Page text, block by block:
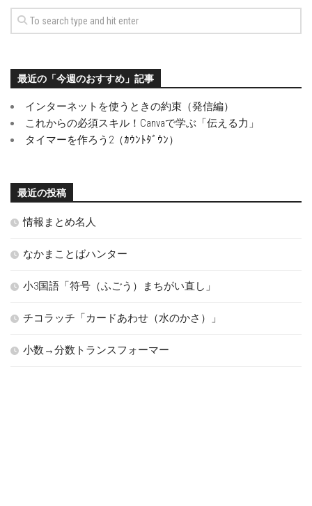
最近の「今週のおすすめ」記事
インターネットを使うときの約束（発信編）
これからの必須スキル！Canvaで学ぶ「伝える力」
タイマーを作ろう2（ｶｳﾝﾄﾀﾞｳﾝ）
最近の投稿
情報まとめ名人
なかまことばハンター
小3国語「符号（ふごう）まちがい直し」
チコラッチ「カードあわせ（水のかさ）」
小数→分数トランスフォーマー